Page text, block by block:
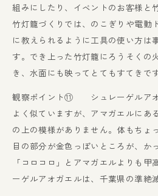
組みにしたり、イベントのお客様と
竹灯籠づくりでは、のこぎりや電動
に教えられるように工具の使い方は
す。でき上った竹灯籠にろうそくの
き、水面にも映ってとてもすてきです
観察ポイント⑪ シュレーゲルアオ
よく似ていますが、アマガエルにあ
の上の模様がありません。体もちょ
目の部分が金色っぽいところが、か
「コロコロ」とアマガエルよりも甲
ーゲルアオガエルは、千葉県の準絶